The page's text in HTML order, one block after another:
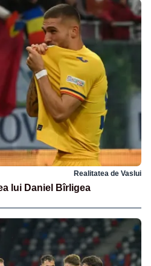
Realitatea de Vaslui
lui Daniel Bîrligea